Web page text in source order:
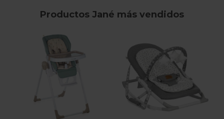
Productos Jané más vendidos